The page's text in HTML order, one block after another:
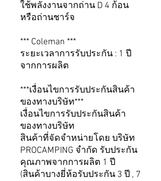
ใช้พลังงานจากถ่าน D 4 ก้อน
หรือถ่านชาร์จ
*** Coleman ***
ระยะเวลาการรับประกัน : 1 ปี
จากการผลิต
***เงื่อนไขการรับประกันสินค้า
ของทางบริษัท***
เงื่อนไขการรับประกันสินค้า
ของทางบริษัท
สินค้าที่จัดจำหน่ายโดย บริษัท
PROCAMPING จำกัด รับประกัน
คุณภาพจากการผลิต 1 ปี
(สินค้าบางยี่ห้อรับประกัน 3 ปี , 7